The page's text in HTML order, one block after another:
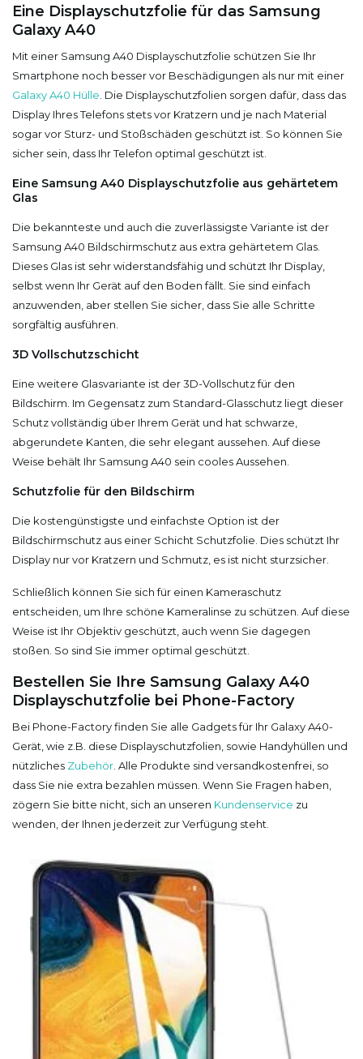
Eine Displayschutzfolie für das Samsung
Galaxy A40
Mit einer Samsung A40 Displayschutzfolie schützen Sie Ihr
Smartphone noch besser vor Beschädigungen als nur mit einer
Galaxy A40 Hülle . Die Displayschutzfolien sorgen dafür, dass das
Display Ihres Telefons stets vor Kratzern und je nach Material
sogar vor Sturz- und Stoßschäden geschützt ist. So können Sie
sicher sein, dass Ihr Telefon optimal geschützt ist.
Eine Samsung A40 Displayschutzfolie aus gehärtetem
Glas
Die bekannteste und auch die zuverlässigste Variante ist der
Samsung A40 Bildschirmschutz aus extra gehärtetem Glas.
Dieses Glas ist sehr widerstandsfähig und schützt Ihr Display,
selbst wenn Ihr Gerät auf den Boden fällt. Sie sind einfach
anzuwenden, aber stellen Sie sicher, dass Sie alle Schritte
sorgfältig ausführen.
3D Vollschutzschicht
Eine weitere Glasvariante ist der 3D-Vollschutz für den
Bildschirm. Im Gegensatz zum Standard-Glasschutz liegt dieser
Schutz vollständig über Ihrem Gerät und hat schwarze,
abgerundete Kanten, die sehr elegant aussehen. Auf diese
Weise behält Ihr Samsung A40 sein cooles Aussehen.
Schutzfolie für den Bildschirm
Die kostengünstigste und einfachste Option ist der
Bildschirmschutz aus einer Schicht Schutzfolie. Dies schützt Ihr
Display nur vor Kratzern und Schmutz, es ist nicht sturzsicher.
Schließlich können Sie sich für einen Kameraschutz
entscheiden, um Ihre schöne Kameralinse zu schützen. Auf diese
Weise ist Ihr Objektiv geschützt, auch wenn Sie dagegen
stoßen. So sind Sie immer optimal geschützt.
Bestellen Sie Ihre Samsung Galaxy A40
Displayschutzfolie bei Phone-Factory
Bei Phone-Factory finden Sie alle Gadgets für Ihr Galaxy A40-
Gerät, wie z.B. diese Displayschutzfolien, sowie Handyhüllen und
nützliches Zubehör . Alle Produkte sind versandkostenfrei, so
dass Sie nie extra bezahlen müssen. Wenn Sie Fragen haben,
zögern Sie bitte nicht, sich an unseren Kundenservice zu
wenden, der Ihnen jederzeit zur Verfügung steht.